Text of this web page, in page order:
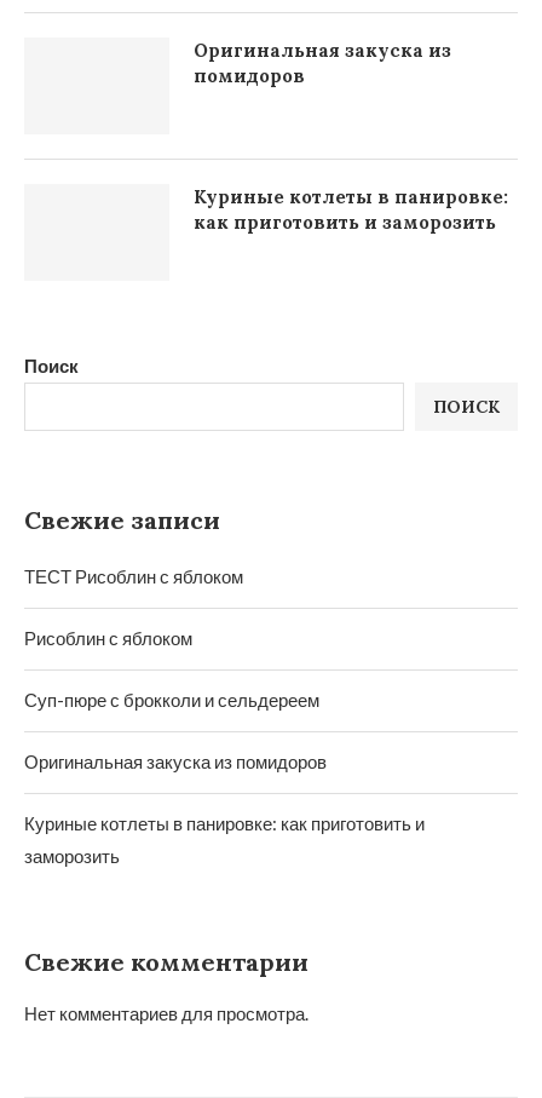
Поиск
ПОИСК
Свежие записи
ТЕСТ Рисоблин с яблоком
Рисоблин с яблоком
Суп-пюре с брокколи и сельдереем
Оригинальная закуска из помидоров
Куриные котлеты в панировке: как приготовить и
заморозить
Свежие комментарии
Нет комментариев для просмотра.
Оригинальная закуска из
помидоров
Куриные котлеты в панировке:
как приготовить и заморозить